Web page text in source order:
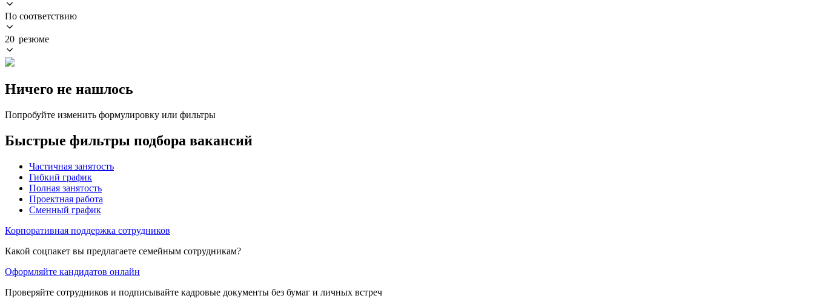
По соответствию
20 резюме
Ничего не нашлось
Попробуйте изменить формулировку или фильтры
Быстрые фильтры подбора вакансий
Частичная занятость
Гибкий график
Полная занятость
Проектная работа
Сменный график
Корпоративная поддержка сотрудников
Какой соцпакет вы предлагаете семейным сотрудникам?
Оформляйте кандидатов онлайн
Проверяйте сотрудников и подписывайте кадровые документы без бумаг и личных встреч